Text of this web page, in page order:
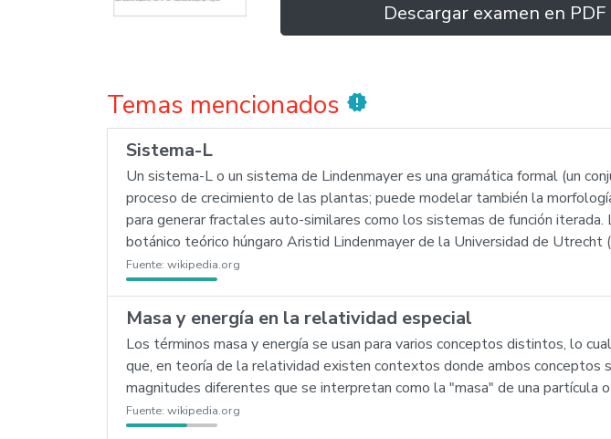
Descargar examen en PDF
Temas mencionados new_releases
Sistema-L
Un sistema-L o un sistema de Lindenmayer es una gramática formal (un
proceso de crecimiento de las plantas; puede modelar también la
para generar fractales auto-similares como los sistemas de función
botánico teórico húngaro Aristid Lindenmayer de la Universidad de
Fuente: wikipedia.org
Masa y energía en la relatividad especial
Los términos masa y energía se usan para varios conceptos distintos, lo
que, en teoría de la relatividad existen contextos donde ambos conceptos
magnitudes diferentes que se interpretan como la "masa" de una partícula
Fuente: wikipedia.org